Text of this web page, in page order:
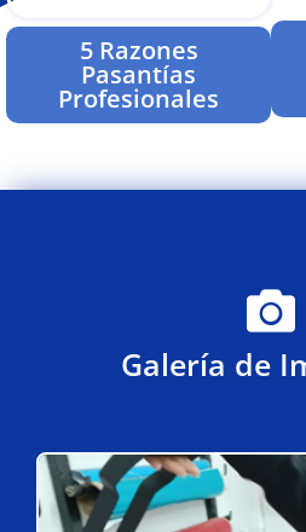
5 Razones
Pasantías
Profesionales
Galería de